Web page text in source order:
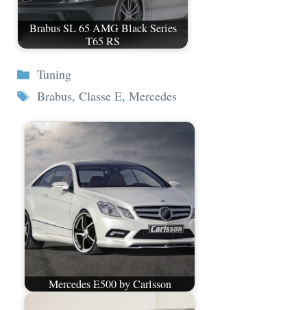
Brabus SL 65 AMG Black Series
T65 RS
Categorie
Tuning
Tag
Brabus, Classe E, Mercedes
Mercedes E500 by Carlsson